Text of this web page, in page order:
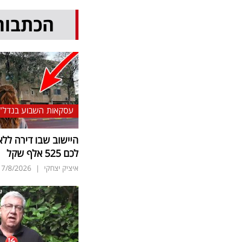
עסקאות השבוע
היישוב שבו דירה
לכם 525 אלף שקל
איציק יצחקי |
7/8/2026